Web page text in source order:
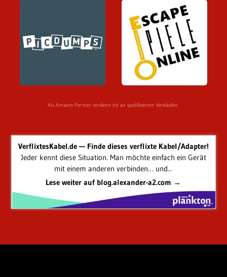
Als Amazon-Partner verdiene ich an qualifizierten Verkäufen.
VerflixtesKabel.de — Finde dieses verflixte Kabel/Adapter!
Jeder kennt diese Situation. Man möchte einfach ein Gerät
mit einem anderen verbinden… und...
Lese weiter auf blog.alexander-a2.com →